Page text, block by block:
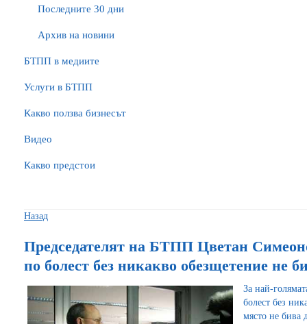
Последните 30 дни
Архив на новини
БTПП в медиите
Услуги в БТПП
Какво ползва бизнесът
Видео
Какво предстои
Назад
Председателят на БТПП Цветан
по болест без никакво обезщетение не
За най-
болест без
място не бива